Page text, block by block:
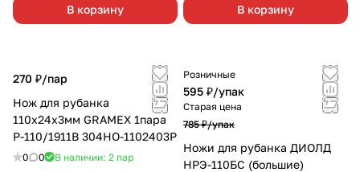
В корзину В корзину
270 ₽/пар
Нож для рубанка
110х24х3мм GRAMEX 1пара
Р-110/1911В 304HO-1102403P
0 0 В наличии: 2 пар
Розничные
595 ₽/упак
Старая цена
785 ₽/упак
Ножи для рубанка ДИОЛД
НРЭ-110БС (большие)